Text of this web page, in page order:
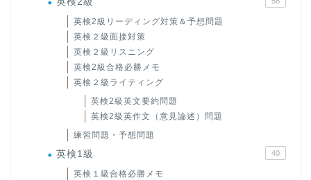
英検2級リーディング対策＆予想問題
英検２級面接対策
英検２級リスニング
英検2級合格必勝メモ
英検２級ライティング
英検2級英文要約問題
英検2級英作文（意見論述）問題
練習問題・予想問題
英検1級 40
英検１級合格必勝メモ